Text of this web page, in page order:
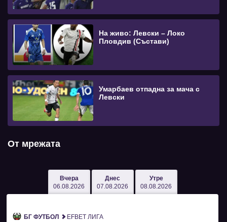
На живо: Левски – Локо
Пловдив (Състави)
Умарбаев отпадна за мача с
Левски
От мрежата
Вчера
06.08.2026
Днес
07.08.2026
Утре
08.08.2026
БГ ФУТБОЛ EFBET ЛИГА